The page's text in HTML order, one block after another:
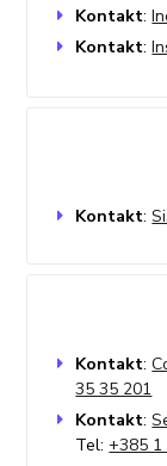
Kontakt:
Kontakt:
Kontakt:
Kontakt:
35 35 201
Kontakt:
Tel:+385 1